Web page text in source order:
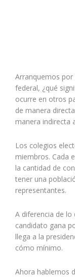
Arranquemos por
federal, ¿qué
ocurre en otros
de manera
manera indirecta
Los colegios
miembros. Cada
la cantidad de
tener una
representantes.
A diferencia de lo
candidato gana
llega a la
cómo mínimo.
Ahora hablemos